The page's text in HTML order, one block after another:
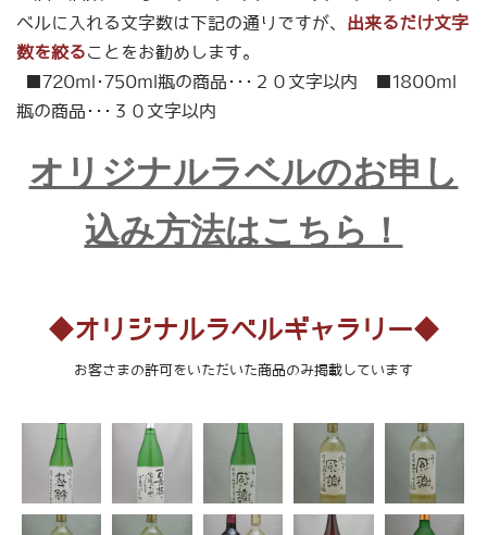
ベルに入れる文字数は下記の通りですが、 出来るだけ文字
数を絞ることをお勧めします。
■720ml･750ml瓶の商品･･･２０文字以内 ■1800ml
瓶の商品･･･３０文字以内
オリジナルラベルのお申し
込み方法はこちら！
◆オリジナルラベルギャラリー◆
お客さまの許可をいただいた商品のみ掲載しています